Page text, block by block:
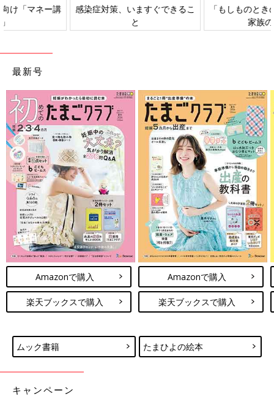
感染症対策、いますぐできるこ
「もしものときの」赤ちゃん・
最新号
Amazonで購入
楽天ブックスで購入
Amazonで購入
楽天ブックスで購入
ムック書籍 たまひよの絵本
キャンペーン